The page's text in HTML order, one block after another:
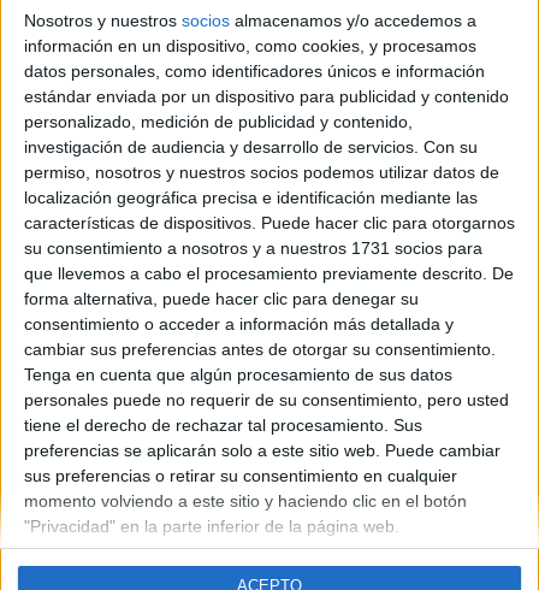
Nosotros y nuestros socios almacenamos y/o accedemos a
información en un dispositivo, como cookies, y procesamos
datos personales, como identificadores únicos e información
estándar enviada por un dispositivo para publicidad y contenido
personalizado, medición de publicidad y contenido,
investigación de audiencia y desarrollo de servicios. Con su
permiso, nosotros y nuestros socios podemos utilizar datos de
localización geográfica precisa e identificación mediante las
características de dispositivos. Puede hacer clic para otorgarnos
su consentimiento a nosotros y a nuestros 1731 socios para
que llevemos a cabo el procesamiento previamente descrito. De
forma alternativa, puede hacer clic para denegar su
consentimiento o acceder a información más detallada y
cambiar sus preferencias antes de otorgar su consentimiento.
Tenga en cuenta que algún procesamiento de sus datos
personales puede no requerir de su consentimiento, pero usted
tiene el derecho de rechazar tal procesamiento. Sus
preferencias se aplicarán solo a este sitio web. Puede cambiar
sus preferencias o retirar su consentimiento en cualquier
momento volviendo a este sitio y haciendo clic en el botón
"Privacidad" en la parte inferior de la página web.
ACEPTO
Comunidad:
Murcia
Año del examen:
2013
Mes de examen:
Junio
Asignatura:
Dibujo Artístico II
Fichero Examen:
examen-selectividad-dibujo-artistico-ii-murcia-2013-junio.pdf
Quiénes somos| Contactar| Anúnciate
Aviso legal|Politica de privacidad|Condiciones generales
de cookies
© 2003-2026Compás Mediterráneo S.L.- Diego de León 47 - 28006
Madrid [ESPAÑA] - Tel. +34 91 593 2767